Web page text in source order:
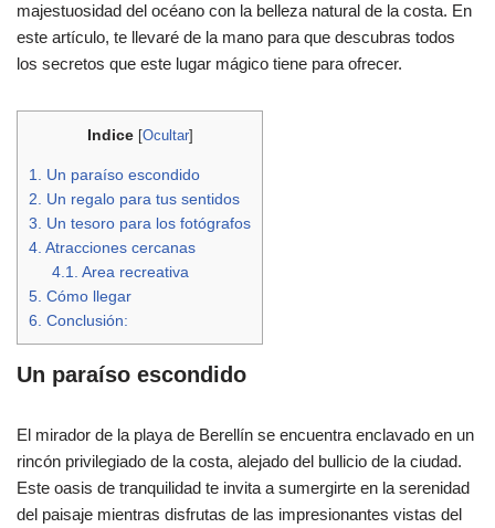
majestuosidad del océano con la belleza natural de la costa. En
este artículo, te llevaré de la mano para que descubras todos
los secretos que este lugar mágico tiene para ofrecer.
Indice [Ocultar]
1. Un paraíso escondido
2. Un regalo para tus sentidos
3. Un tesoro para los fotógrafos
4. Atracciones cercanas
4.1. Area recreativa
5. Cómo llegar
6. Conclusión:
Un paraíso escondido
El mirador de la playa de Berellín se encuentra enclavado en un
rincón privilegiado de la costa, alejado del bullicio de la ciudad.
Este oasis de tranquilidad te invita a sumergirte en la serenidad
del paisaje mientras disfrutas de las impresionantes vistas del